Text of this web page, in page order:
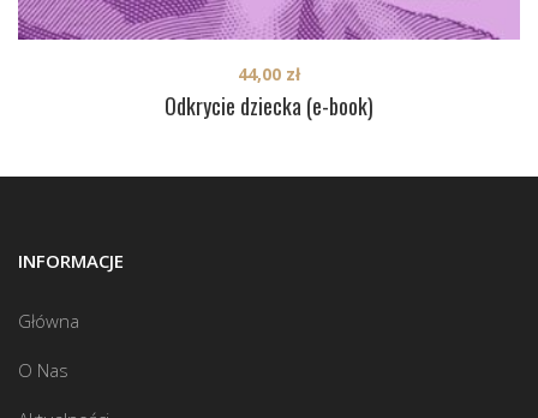
Odkrycie dziecka (e-book)
44,00 zł
INFORMACJE
Główna
O Nas